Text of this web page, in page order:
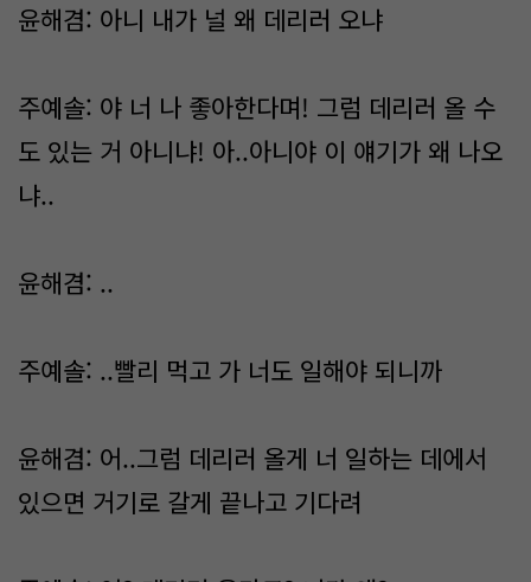
윤해겸: 아니 내가 널 왜 데리러 오냐
주예솔: 야 너 나 좋아한다며! 그럼 데리러 올 수
도 있는 거 아니냐! 아..아니야 이 얘기가 왜 나오
냐..
윤해겸: ..
주예솔: ..빨리 먹고 가 너도 일해야 되니까
윤해겸: 어..그럼 데리러 올게 너 일하는 데에서
있으면 거기로 갈게 끝나고 기다려